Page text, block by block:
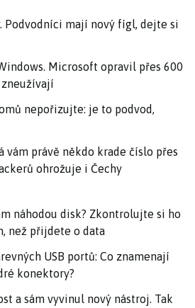
Podvodníci mají nový fígl, dejte si
Microsoft opravil přes 600
zneužívají
nepořizujte: je to podvod,
vám právě někdo krade číslo přes
ohrožuje i Čechy
náhodou disk? Zkontrolujte si ho
než přijdete o data
USB portů: Co znamenají
konektory?
a sám vyvinul nový nástroj. Tak